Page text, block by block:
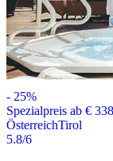
- 25%
Spezialpreis ab € 338
ÖsterreichTirol
5.8/6